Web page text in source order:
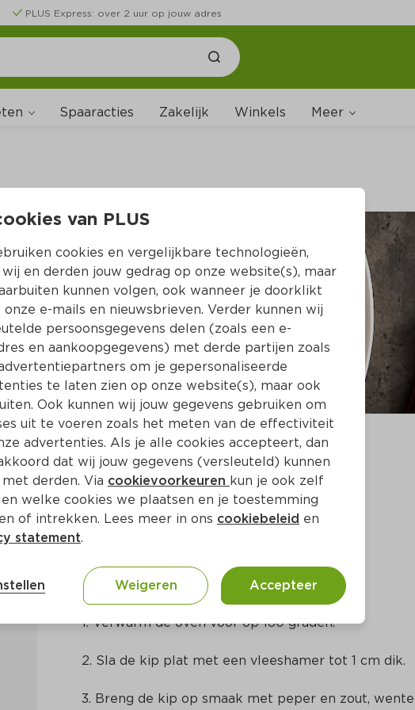
PLUS Express: over 2 uur op jouw adres
Spaaracties Zakelijk Winkels Meer
Wijnshop
Min Italiaans 10.75 Voor 4 Pers.
Bereidingswijze
1. Verwarm de oven voor op 180 graden.
2. Sla de kip plat met een vleeshamer tot 1 cm dik.
3. Breng de kip op smaak met peper en zout,
van PLUS
cookies en vergelijkbare technologieën,
en derden jouw gedrag op onze website(s), maar
kunnen volgen, ook wanneer je doorklikt
onze e-mails en nieuwsbrieven. Verder kunnen wij
persoonsgegevens delen (zoals een e-
en aankoopgegevens) met derde partijen zoals
om je gepersonaliseerde
te laten zien op onze website(s), maar ook
Ook kunnen wij jouw gegevens gebruiken om
uit te voeren zoals het meten van de effectiviteit
advertenties. Als je alle cookies accepteert, dan
dat wij jouw gegevens (versleuteld) kunnen
derden. Via cookievoorkeuren kun je ook zelf
welke cookies we plaatsen en je toestemming
of intrekken. Lees meer in ons cookiebeleid en
statement.
Weigeren Accepteer